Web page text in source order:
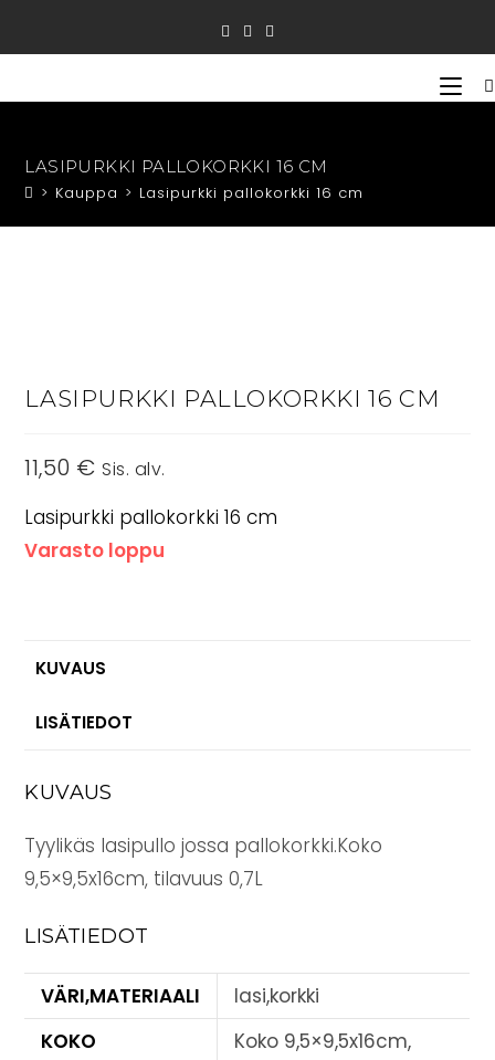
LASIPURKKI PALLOKORKKI 16 CM
> Kauppa > Lasipurkki pallokorkki 16 cm
LASIPURKKI PALLOKORKKI 16 CM
11,50 € Sis. alv.
Lasipurkki pallokorkki 16 cm
Varasto loppu
KUVAUS
LISÄTIEDOT
KUVAUS
Tyylikäs lasipullo jossa pallokorkki.Koko
9,5×9,5x16cm, tilavuus 0,7L
LISÄTIEDOT
VÄRI,MATERIAALI
lasi,korkki
KOKO
Koko 9,5×9,5x16cm,